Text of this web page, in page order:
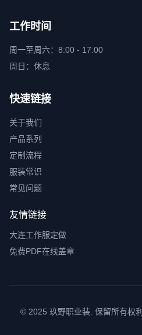
工作时间
周一至周六：8:00 - 17:00
周日：休息
快速链接
关于我们
产品系列
定制流程
服装常识
常见问题
友情链接
大连工作服定做
免费PDF在线盖章
© 2025 玖野职业装. 保留所有权利.